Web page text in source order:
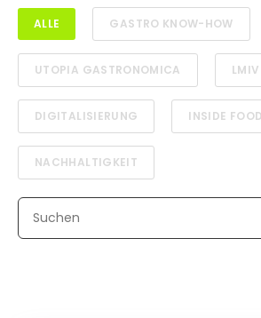
ALLE GASTRO KNOW-HOW
UTOPIA GASTRONOMICA
DIGITALISIERUNG INSIDE
NACHHALTIGKEIT